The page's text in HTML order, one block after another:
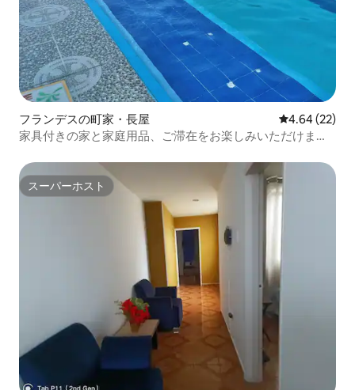
フランデスの町家・長屋 レビュー22
4.64 (22)
家具付きの家と家庭用品、ご滞在をお楽しみいただけま
スーパーホスト
スーパーホスト